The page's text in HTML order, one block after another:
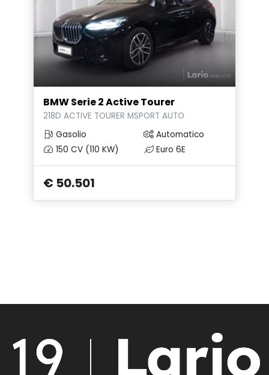
Sistema di riconoscimento stanchezza guidatore
Sospensioni regolabili
Specchietti retrovisori elettrici e riscaldabili
Strumentazione digitale con display
Tappetini
Volante multifunzionale
Volante regolabile
BMW Serie 2 Active Tourer
218D ACTIVE TOURER MSPORT AUTO
Gasolio
Automatico
150 CV (110 KW)
Euro 6E
€ 50.501